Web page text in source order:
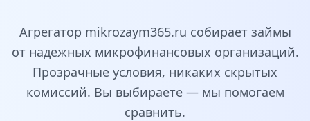
Агрегатор mikrozaym365.ru собирает займы
от надежных микрофинансовых организаций.
Прозрачные условия, никаких скрытых
комиссий. Вы выбираете — мы помогаем
сравнить.